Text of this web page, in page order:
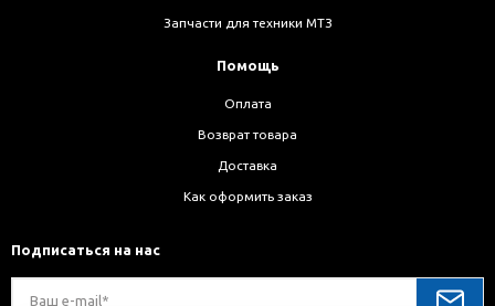
Запчасти для техники МТЗ
Помощь
Оплата
Возврат товара
Доставка
Как оформить заказ
Подписаться на нас